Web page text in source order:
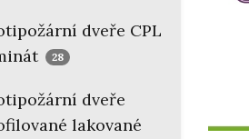
dveře CPL
28
dveře
lakované